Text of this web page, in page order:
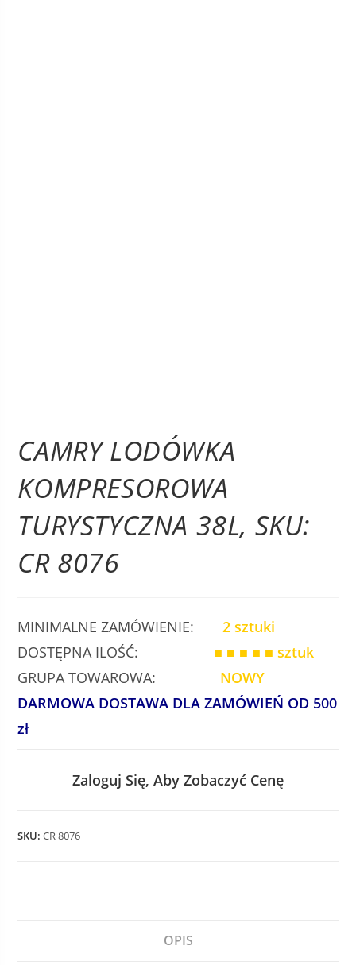
CAMRY LODÓWKA
KOMPRESOROWA
TURYSTYCZNA 38L, SKU:
CR 8076
MINIMALNE ZAMÓWIENIE:2 sztuki
DOSTĘPNA ILOŚĆ: ■ ■ ■ ■ ■ sztuk
GRUPA TOWAROWA: NOWY
DARMOWA DOSTAWA DLA ZAMÓWIEŃ OD 500
zł
Zaloguj Się, Aby Zobaczyć Cenę
SKU:CR 8076
OPIS